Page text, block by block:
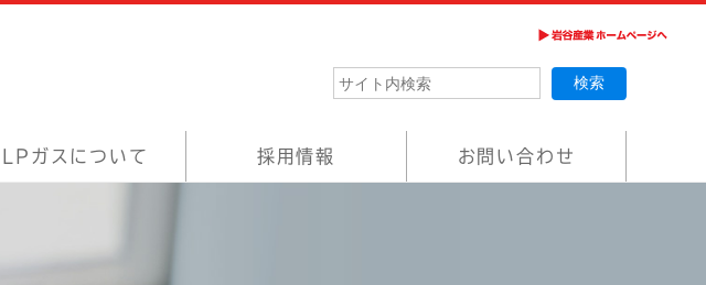
LPガスについて 採用情報 お問い合わせ